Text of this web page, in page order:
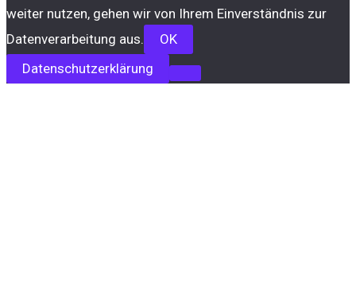
weiter nutzen, gehen wir von Ihrem Einverständnis zur
Datenverarbeitung aus.
OK
Datenschutzerklärung